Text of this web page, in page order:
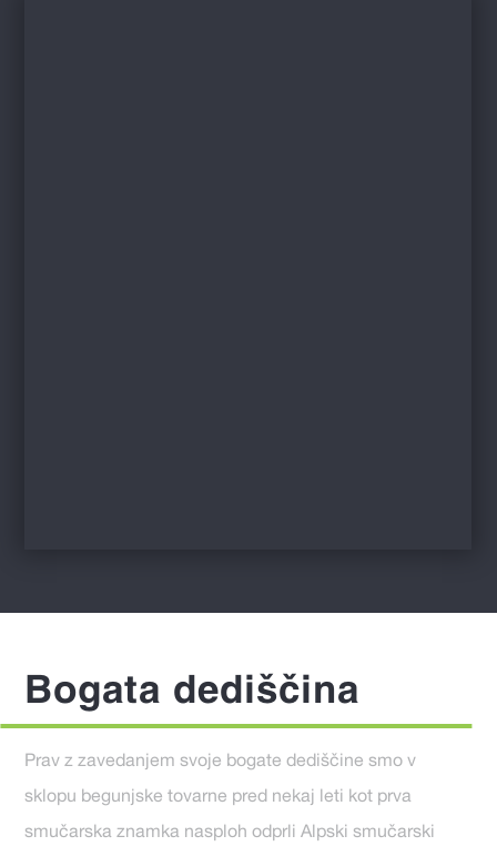
Bogata dediščina
Prav z zavedanjem svoje bogate dediščine smo v
sklopu begunjske tovarne pred nekaj leti kot prva
smučarska znamka nasploh odprli Alpski smučarski